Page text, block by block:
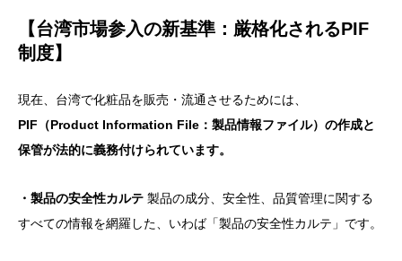
【台湾市場参入の新基準：厳格化されるPIF
制度】
現在、台湾で化粧品を販売・流通させるためには、
PIF（Product Information File：製品情報ファイル）の作成と
保管が法的に義務付けられています。
・製品の安全性カルテ 製品の成分、安全性、品質管理に関する
すべての情報を網羅した、いわば「製品の安全性カルテ」です。